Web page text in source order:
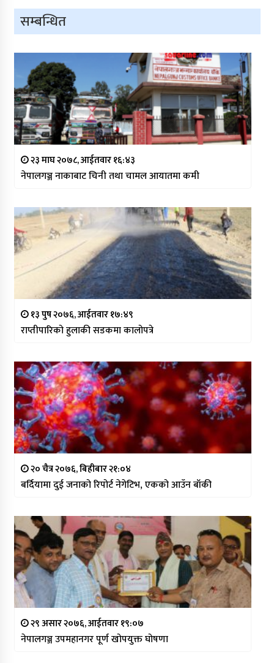
सम्बन्धित
२३ माघ २०७८, आईतवार १६:४३
नेपालगञ्ज नाकाबाट चिनी तथा चामल आयातमा कमी
१३ पुष २०७६, आईतवार १७:४९
राप्तीपारिको हुलाकी सडकमा कालोपत्रे
२० चैत्र २०७६, बिहीबार २१:०४
बर्दियामा दुई जनाको रिपोर्ट नेगेटिभ, एकको आउँन बाँकी
२९ असार २०७६, आईतवार १९:०७
नेपालगञ्ज उपमहानगर पूर्ण खोपयुक्त घोषणा